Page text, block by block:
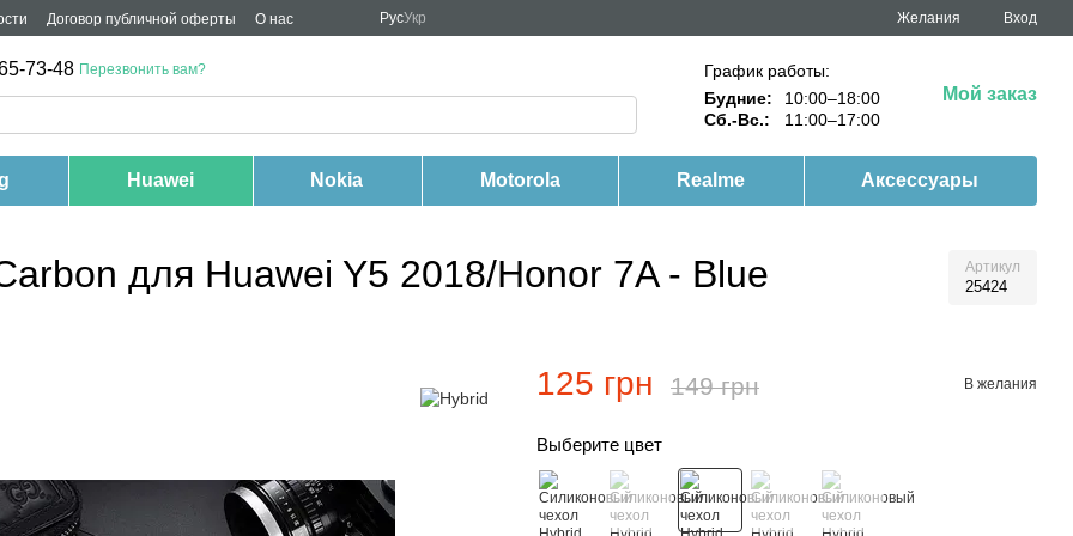
Договор публичной оферты О нас РусУкр Желания Вход
73-48 Перезвонить вам?
График работы:
Будние:
10:00–18:00
Сб.-Вс.:
11:00–17:00
Мой заказ
Huawei Nokia Motorola Realme Аксессуары
для Huawei Y5 2018/Honor 7A - Blue Артикул
25424
125 грн 149 грн В желания
Выберите цвет